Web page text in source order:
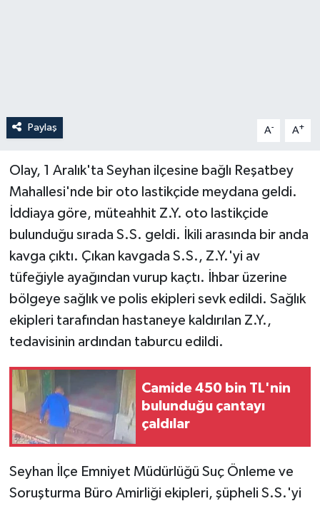
Paylaş A- A+
Olay, 1 Aralık'ta Seyhan ilçesine bağlı Reşatbey
Mahallesi'nde bir oto lastikçide meydana geldi.
İddiaya göre, müteahhit Z.Y. oto lastikçide
bulunduğu sırada S.S. geldi. İkili arasında bir anda
kavga çıktı. Çıkan kavgada S.S., Z.Y.'yi av
tüfeğiyle ayağından vurup kaçtı. İhbar üzerine
bölgeye sağlık ve polis ekipleri sevk edildi. Sağlık
ekipleri tarafından hastaneye kaldırılan Z.Y.,
tedavisinin ardından taburcu edildi.
Camide 450 bin TL'nin
bulunduğu çantayı
çaldılar
Seyhan İlçe Emniyet Müdürlüğü Suç Önleme ve
Soruşturma Büro Amirliği ekipleri, şüpheli S.S.'yi